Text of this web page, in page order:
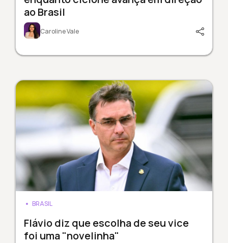
ao Brasil
Caroline Vale
BRASIL
Flávio diz que escolha de seu vice
foi uma "novelinha"